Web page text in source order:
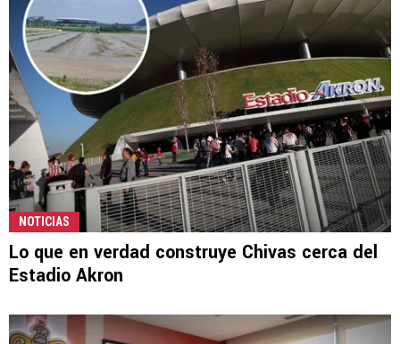
NOTICIAS
Lo que en verdad construye Chivas cerca del
Estadio Akron